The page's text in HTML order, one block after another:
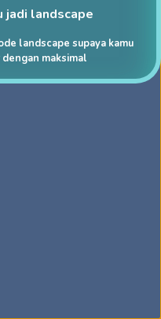
jadi landscape
landscape supaya kamu
maksimal